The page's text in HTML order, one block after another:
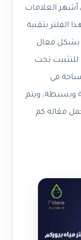
أشهر العلامات
الفلتر بتقنية
بشكل فعال
للتثبيت تحت
في
وبسيطة، ويتم
مقاله كم